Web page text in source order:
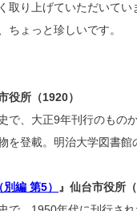
取り上げていただいてい
ちょっと珍しいです。
役所（1920）
で、大正9年刊行のもの
を登載。明治大学図書館
編 第5）
』仙台市役所（